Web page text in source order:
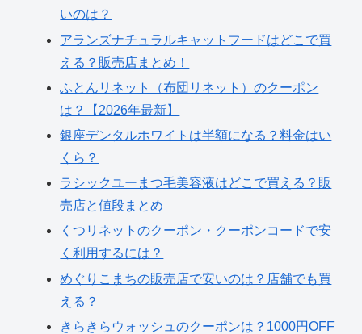
いのは？
アランズナチュラルキャットフードはどこで買
える？販売店まとめ！
ふとんリネット（布団リネット）のクーポン
は？【2026年最新】
銀座デンタルホワイトは半額になる？料金はい
くら？
ラシックユーまつ毛美容液はどこで買える？販
売店と値段まとめ
くつリネットのクーポン・クーポンコードで安
く利用するには？
めぐりこまちの販売店で安いのは？店舗でも買
える？
きらきらウォッシュのクーポンは？1000円OFF